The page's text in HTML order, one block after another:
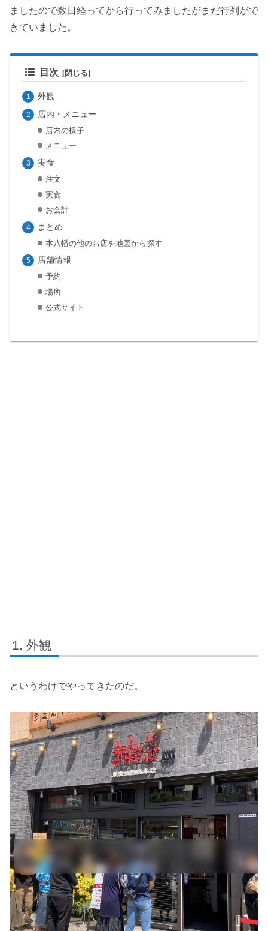
ましたので数日経ってから行ってみましたがまだ行列がで
きていました。
目次
外観
店内・メニュー
店内の様子
メニュー
実食
注文
実食
お会計
まとめ
本八幡の他のお店を地図から探す
店舗情報
予約
場所
公式サイト
外観
というわけでやってきたのだ。